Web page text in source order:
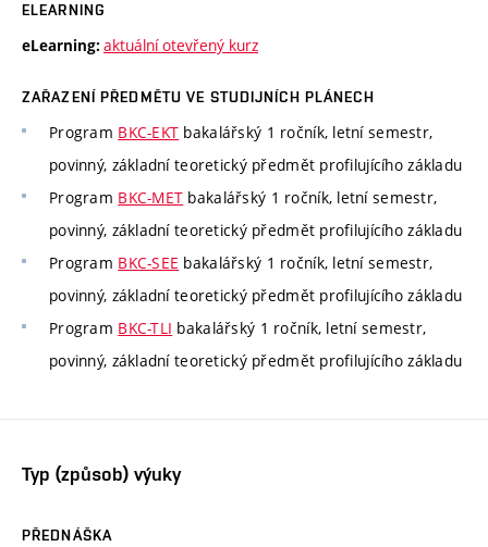
ELEARNING
eLearning: aktuální otevřený kurz
ZAŘAZENÍ PŘEDMĚTU VE STUDIJNÍCH PLÁNECH
Program BKC-EKT bakalářský 1 ročník, letní semestr,
povinný, základní teoretický předmět profilujícího základu
Program BKC-MET bakalářský 1 ročník, letní semestr,
povinný, základní teoretický předmět profilujícího základu
Program BKC-SEE bakalářský 1 ročník, letní semestr,
povinný, základní teoretický předmět profilujícího základu
Program BKC-TLI bakalářský 1 ročník, letní semestr,
povinný, základní teoretický předmět profilujícího základu
Typ (způsob) výuky
PŘEDNÁŠKA